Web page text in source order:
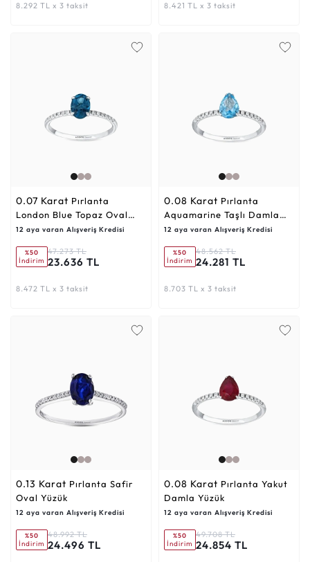
8.292 TL x 3 taksit 8.421 TL x 3 taksit
0.07 Karat
London Blue Topaz Oval
Yüzük
12 aya varan Alışveriş Kredisi
%50
İndirim
47.273 TL
23.636 TL
8.472 TL x 3 taksit
0.08 Karat
Aquamarine Taşlı Damla
Yüzük
12 aya varan Alışveriş Kredisi
%50
İndirim
48.562 TL
24.281 TL
8.703 TL x 3 taksit
0.13 Karat
Oval Yüzük
12 aya varan Alışveriş Kredisi
%50
İndirim
48.992 TL
24.496 TL
0.08 Karat
Damla Yüzük
12 aya varan Alışveriş Kredisi
%50
İndirim
49.708 TL
24.854 TL